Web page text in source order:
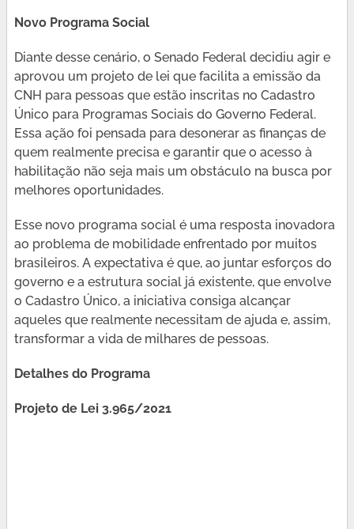
Novo Programa Social
Diante desse cenário, o Senado Federal decidiu agir e
aprovou um projeto de lei que facilita a emissão da
CNH para pessoas que estão inscritas no Cadastro
Único para Programas Sociais do Governo Federal.
Essa ação foi pensada para desonerar as finanças de
quem realmente precisa e garantir que o acesso à
habilitação não seja mais um obstáculo na busca por
melhores oportunidades.
Esse novo programa social é uma resposta inovadora
ao problema de mobilidade enfrentado por muitos
brasileiros. A expectativa é que, ao juntar esforços do
governo e a estrutura social já existente, que envolve
o Cadastro Único, a iniciativa consiga alcançar
aqueles que realmente necessitam de ajuda e, assim,
transformar a vida de milhares de pessoas.
Detalhes do Programa
Projeto de Lei 3.965/2021